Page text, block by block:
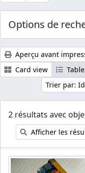
Options de
Aperçu avant
Card view
Trier par:
2 résultats avec
Afficher les